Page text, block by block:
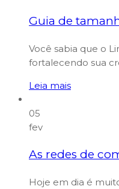
Guia de
Você sabia que o
fortalecendo sua
Leia mais
05
fev
As redes de
Hoje em dia é